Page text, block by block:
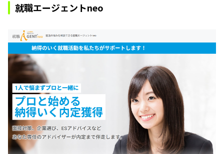
就職エージェントneo